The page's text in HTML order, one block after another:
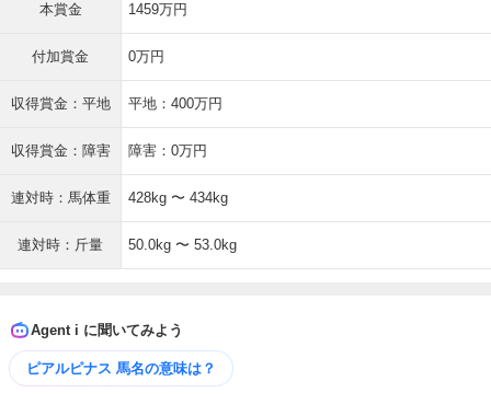
本賞金 1459万円
付加賞金 0万円
収得賞金：平地 平地：400万円
収得賞金：障害 障害：0万円
連対時：馬体重 428kg 〜 434kg
連対時：斤量 50.0kg 〜 53.0kg
Agent i に聞いてみよう
ピアルピナス 馬名の意味は？